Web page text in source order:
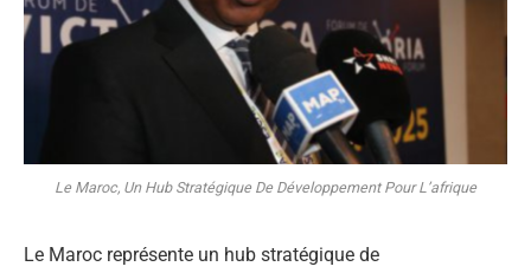
Le Maroc, Un Hub Stratégique De Développement Pour L’afrique
Le Maroc représente un hub stratégique de